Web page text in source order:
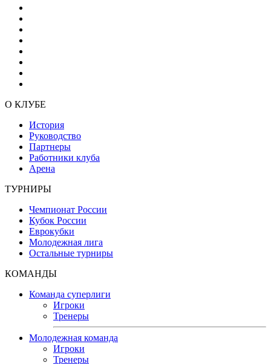
О КЛУБЕ
История
Руководство
Партнеры
Работники клуба
Арена
ТУРНИРЫ
Чемпионат России
Кубок России
Еврокубки
Молодежная лига
Остальные турниры
КОМАНДЫ
Команда суперлиги
Игроки
Тренеры
Молодежная команда
Игроки
Тренеры